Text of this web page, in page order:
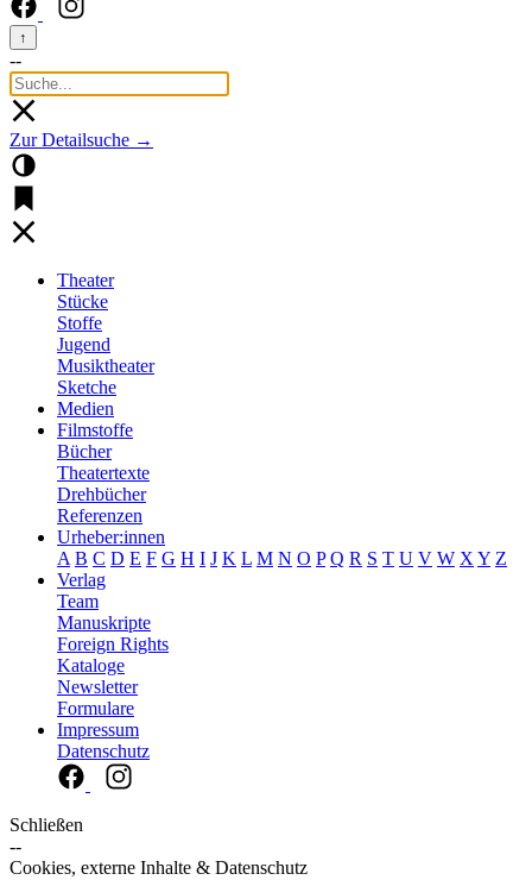
↑
--
Zur Detailsuche →
Theater
Stücke
Stoffe
Jugend
Musiktheater
Sketche
Medien
Filmstoffe
Bücher
Theatertexte
Drehbücher
Referenzen
Urheber:innen
A B C D E F G H I J K L M N O P Q R S T U V W X Y Z
Verlag
Team
Manuskripte
Foreign Rights
Kataloge
Newsletter
Formulare
Impressum
Datenschutz
Schließen
--
Cookies, externe Inhalte & Datenschutz